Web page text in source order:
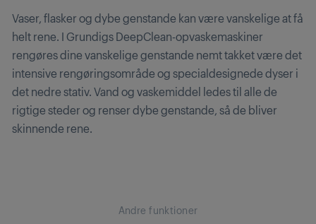
Vaser, flasker og dybe genstande kan være vanskelige at få
helt rene. I Grundigs DeepClean-opvaskemaskiner
rengøres dine vanskelige genstande nemt takket være det
intensive rengøringsområde og specialdesignede dyser i
det nedre stativ. Vand og vaskemiddel ledes til alle de
rigtige steder og renser dybe genstande, så de bliver
skinnende rene.
Andre funktioner